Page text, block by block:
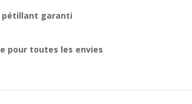
pétillant garanti
pour toutes les envies